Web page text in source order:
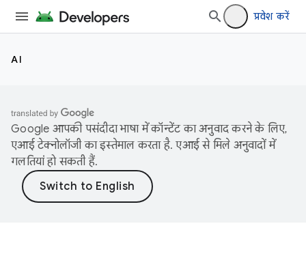
प्रवेश करें
AI
Google आपकी पसंदीदा भाषा में कॉन्टेंट का अनुवाद करने के लिए,
एआई टेक्नोलॉजी का इस्तेमाल करता है. एआई से मिले अनुवादों में
गलतियां हो सकती हैं.